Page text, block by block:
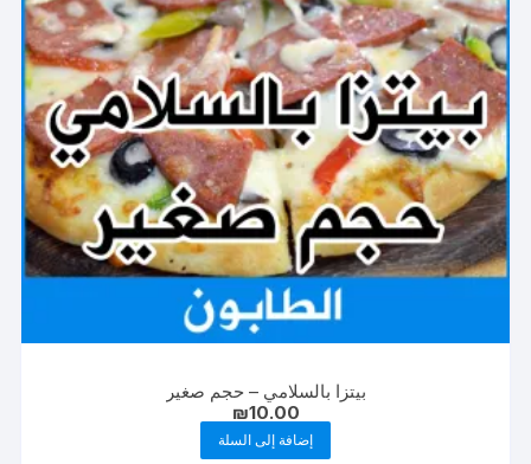
بيتزا بالسلامي – حجم صغير
₪10.00
إضافة إلى السلة